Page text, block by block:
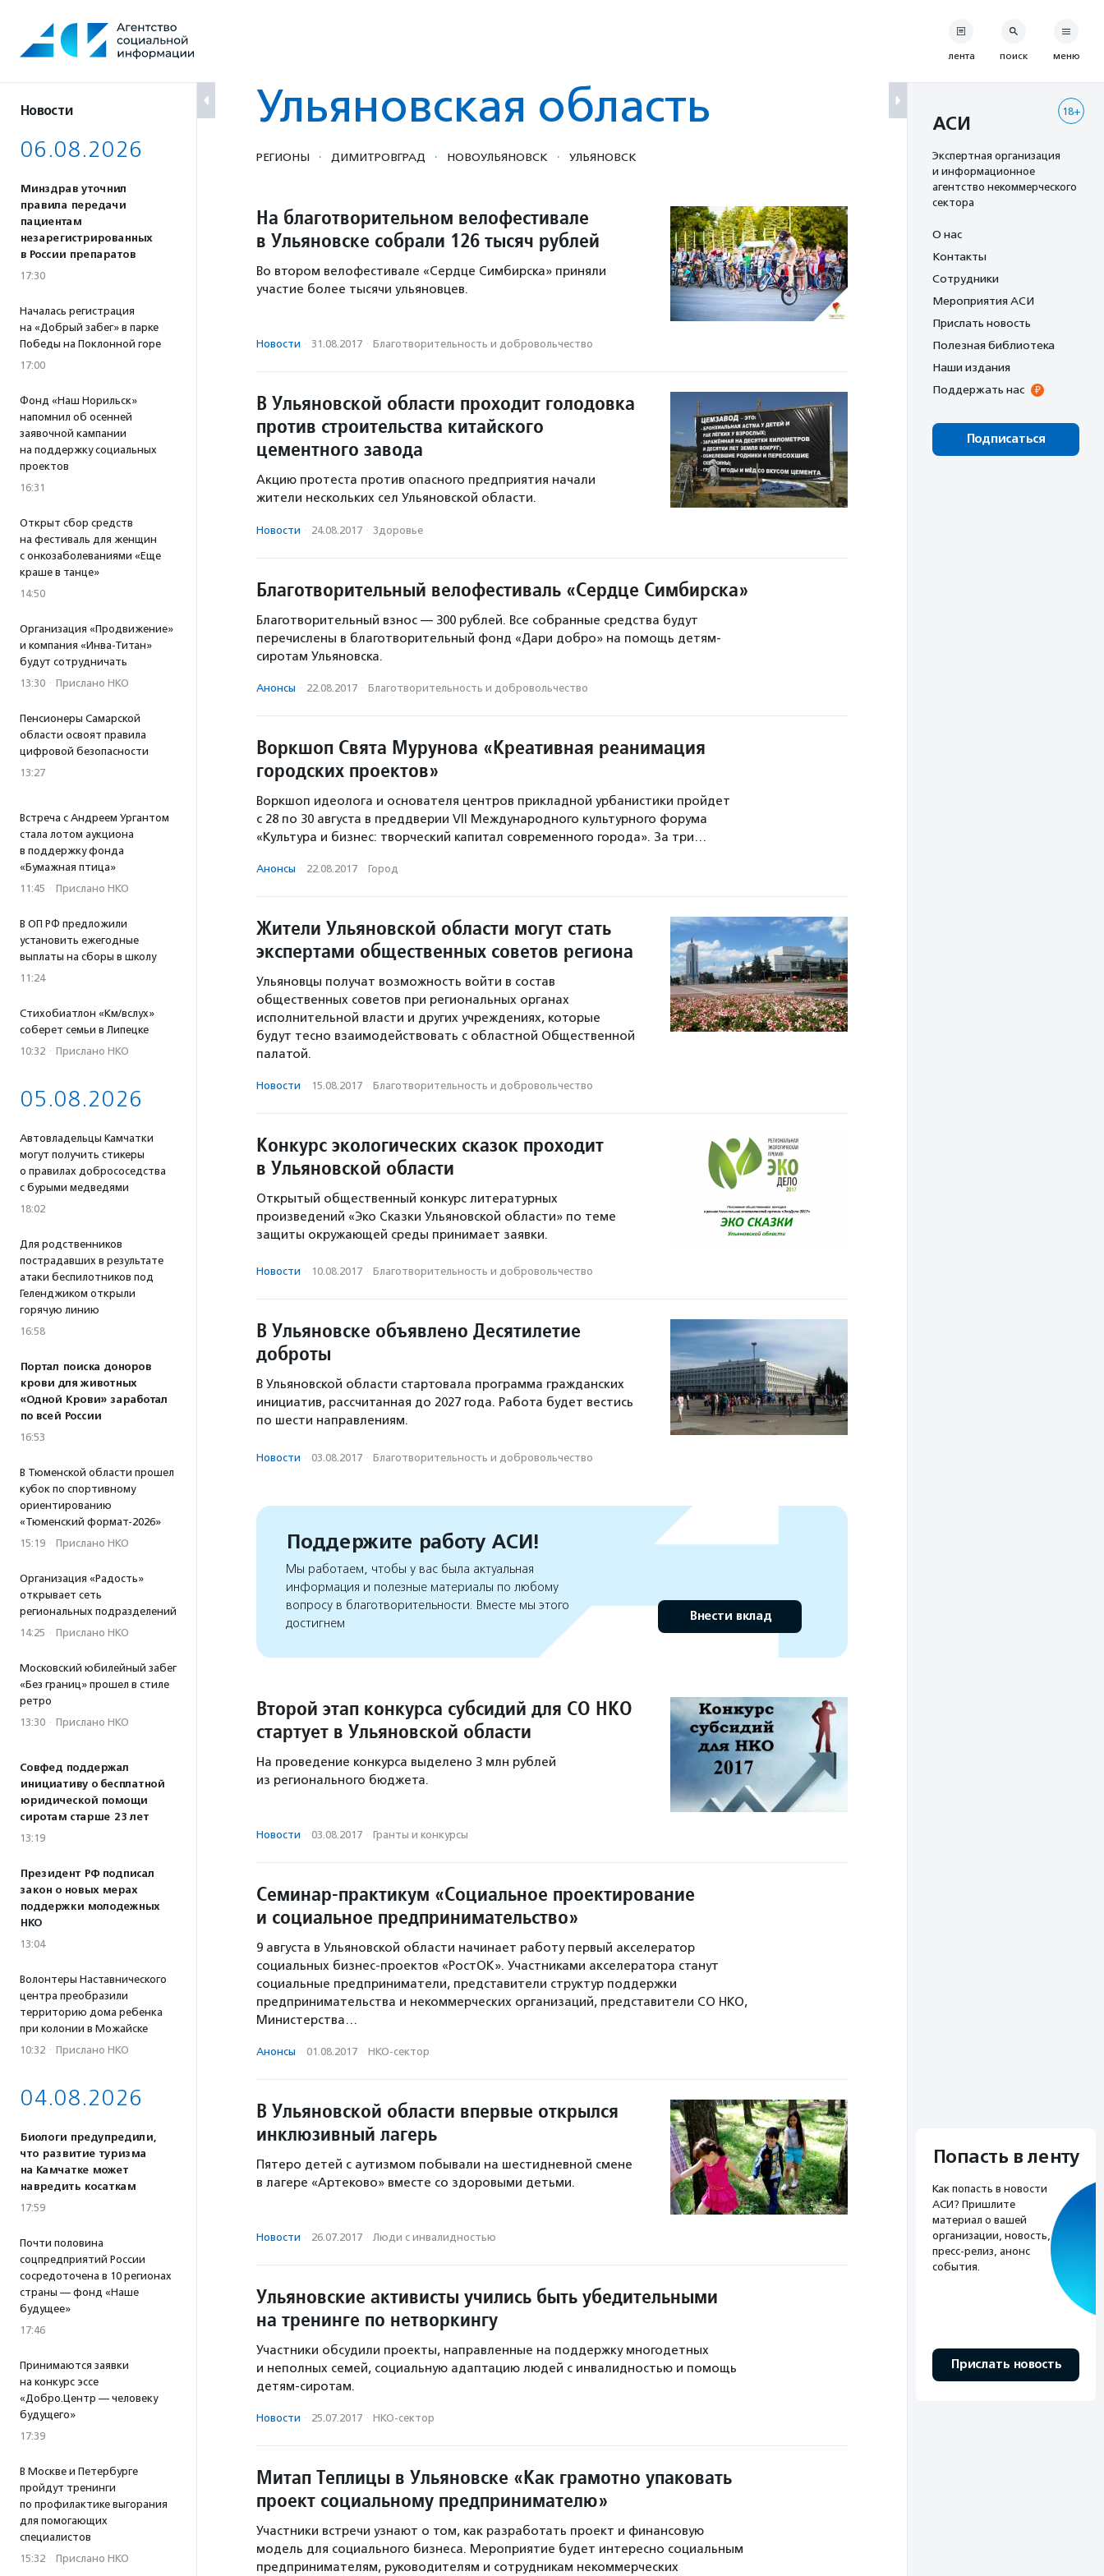
содержанию
Новости
06.08.2026
Минздрав уточнил
правила передачи
пациентам
незарегистрированных
в России препаратов
17:30
Началась регистрация
на «Добрый забег» в парке
Победы на Поклонной горе
17:00
Фонд «Наш Норильск»
напомнил об осенней
заявочной кампании
на поддержку социальных
проектов
16:31
Открыт сбор средств
на фестиваль для женщин
с онкозаболеваниями «Еще
краше в танце»
14:50
Организация «Продвижение»
и компания «Инва-Титан»
будут сотрудничать
13:30 · Прислано НКО
Пенсионеры Самарской
области освоят правила
цифровой безопасности
13:27
Встреча с Андреем Ургантом
стала лотом аукциона
в поддержку фонда
«Бумажная птица»
11:45 · Прислано НКО
В ОП РФ предложили
установить ежегодные
выплаты на сборы в школу
11:24
Стихобиатлон «Км/вслух»
соберет семьи в Липецке
10:32 · Прислано НКО
05.08.2026
Автовладельцы Камчатки
могут получить стикеры
о правилах добрососедства
с бурыми медведями
18:02
Для родственников
пострадавших в результате
атаки беспилотников под
Геленджиком открыли
горячую линию
16:58
Портал поиска доноров
крови для животных
«Одной Крови» заработал
по всей России
16:53
В Тюменской области прошел
кубок по спортивному
ориентированию
«Тюменский формат-2026»
15:19 · Прислано НКО
Организация «Радость»
открывает сеть
региональных подразделений
14:25 · Прислано НКО
Московский юбилейный забег
«Без границ» прошел в стиле
ретро
13:30 · Прислано НКО
Совфед поддержал
инициативу о бесплатной
юридической помощи
сиротам старше 23 лет
13:19
Президент РФ подписал
закон о новых мерах
поддержки молодежных
НКО
13:04
Волонтеры Наставнического
центра преобразили
территорию дома ребенка
при колонии в Можайске
10:32 · Прислано НКО
04.08.2026
Биологи предупредили,
что развитие туризма
на Камчатке может
навредить косаткам
17:59
Почти половина
соцпредприятий России
сосредоточена в 10 регионах
страны — фонд «Наше
будущее»
17:46
Принимаются заявки
на конкурс эссе
«Добро.Центр — человеку
будущего»
17:39
В Москве и Петербурге
пройдут тренинги
по профилактике выгорания
для помогающих
специалистов
15:32 · Прислано НКО
Ульяновская область
РЕГИОНЫ · ДИМИТРОВГРАД · НОВОУЛЬЯНОВСК · УЛЬЯНОВСК
На благотворительном велофестивале
в Ульяновске собрали 126 тысяч рублей
Во втором велофестивале «Сердце Симбирска» приняли
участие более тысячи ульяновцев.
Новости · 31.08.2017 · Благотвори­тель­ность и доброволь­чест­во
В Ульяновской области проходит голодовка
против строительства китайского
цементного завода
Акцию протеста против опасного предприятия начали
жители нескольких сел Ульяновской области.
Новости · 24.08.2017 · Здоровье
Благотворительный велофестиваль «Сердце Симбирска»
Благотворительный взнос — 300 рублей. Все собранные средства будут
перечислены в благотворительный фонд «Дари добро» на помощь детям-
сиротам Ульяновска.
Анонсы · 22.08.2017 · Благотвори­тель­ность и доброволь­чест­во
Воркшоп Свята Мурунова «Креативная реанимация
городских проектов»
Воркшоп идеолога и основателя центров прикладной урбанистики пройдет
с 28 по 30 августа в преддверии VII Международного культурного форума
«Культура и бизнес: творческий капитал современного города». За три…
Анонсы · 22.08.2017 · Город
Жители Ульяновской области могут стать
экспертами общественных советов региона
Ульяновцы получат возможность войти в состав
общественных советов при региональных органах
исполнительной власти и других учреждениях, которые
будут тесно взаимодействовать с областной Общественной
палатой.
Новости · 15.08.2017 · Благотвори­тель­ность и доброволь­чест­во
Конкурс экологических сказок проходит
в Ульяновской области
Открытый общественный конкурс литературных
произведений «Эко Сказки Ульяновской области» по теме
защиты окружающей среды принимает заявки.
Новости · 10.08.2017 · Благотвори­тель­ность и доброволь­чест­во
В Ульяновске объявлено Десятилетие
доброты
В Ульяновской области стартовала программа гражданских
инициатив, рассчитанная до 2027 года. Работа будет вестись
по шести направлениям.
Новости · 03.08.2017 · Благотвори­тель­ность и доброволь­чест­во
Поддержите работу АСИ!
Мы работаем, чтобы у вас была актуальная
информация и полезные материалы по любому
вопросу в благотворительности. Вместе мы этого
достигнем
Внести вклад
Второй этап конкурса субсидий для СО НКО
стартует в Ульяновской области
На проведение конкурса выделено 3 млн рублей
из регионального бюджета.
Новости · 03.08.2017 · Гранты и конкурсы
Семинар-практикум «Социальное проектирование
и социальное предпринимательство»
9 августа в Ульяновской области начинает работу первый акселератор
социальных бизнес-проектов «РостОК». Участниками акселератора станут
социальные предприниматели, представители структур поддержки
предпринимательства и некоммерческих организаций, представители СО НКО,
Министерства…
Анонсы · 01.08.2017 · НКО-сектор
В Ульяновской области впервые открылся
инклюзивный лагерь
Пятеро детей с аутизмом побывали на шестидневной смене
в лагере «Артеково» вместе со здоровыми детьми.
Новости · 26.07.2017 · Люди с инвалидностью
Ульяновские активисты учились быть убедительными
на тренинге по нетворкингу
Участники обсудили проекты, направленные на поддержку многодетных
и неполных семей, социальную адаптацию людей с инвалидностью и помощь
детям-сиротам.
Новости · 25.07.2017 · НКО-сектор
Митап Теплицы в Ульяновске «Как грамотно упаковать
проект социальному предпринимателю»
Участники встречи узнают о том, как разработать проект и финансовую
модель для социального бизнеса. Мероприятие будет интересно социальным
предпринимателям, руководителям и сотрудникам некоммерческих
лента поиск меню
18+
АСИ
Экспертная организация
и информационное
агентство некоммерческого
сектора
О нас
Контакты
Сотрудники
Мероприятия АСИ
Прислать новость
Полезная библиотека
Наши издания
Поддержать нас
Подписаться
Попасть в ленту
Как попасть в новости
АСИ? Пришлите
материал о вашей
организации, новость,
пресс-релиз, анонс
события.
Прислать новость